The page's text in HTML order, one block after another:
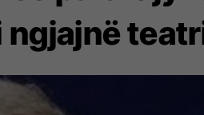
ngjajnë